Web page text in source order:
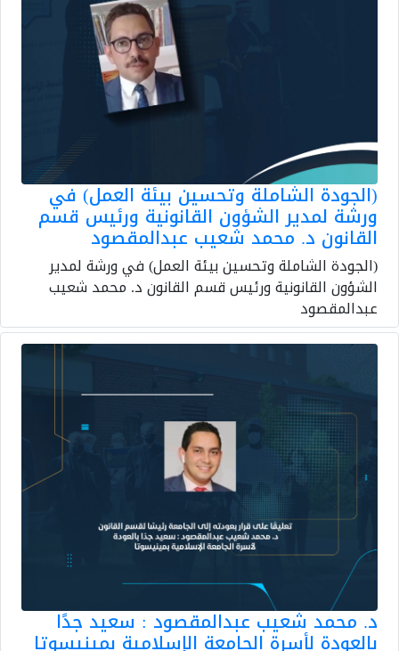
(الجودة الشاملة وتحسين بيئة العمل) في
ورشة لمدير الشؤون القانونية ورئيس قسم
القانون د. محمد شعيب عبدالمقصود
(الجودة الشاملة وتحسين بيئة العمل) في ورشة لمدير
الشؤون القانونية ورئيس قسم القانون د. محمد شعيب
عبدالمقصود
د. محمد شعيب عبدالمقصود : سعيد جدًا
بالعودة لأسرة الجامعة الإسلامية بمينيسوتا